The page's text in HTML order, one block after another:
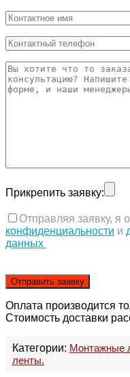
Прикрепить заявку:
Отправляя заявку, я
конфиденциальности и
данных
Оплата производится
Стоимость доставки
Категории: Монтажные
ленты.